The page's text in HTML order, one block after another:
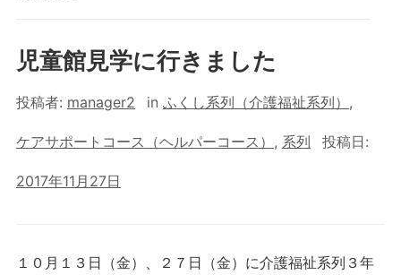
児童館見学に行きました
投稿者: manager2 in ふくし系列（介護福祉系列） ,
ケアサポートコース（ヘルパーコース） , 系列 投稿日:
2017年11月27日
１０月１３日（金）、２７日（金）に介護福祉系列３年